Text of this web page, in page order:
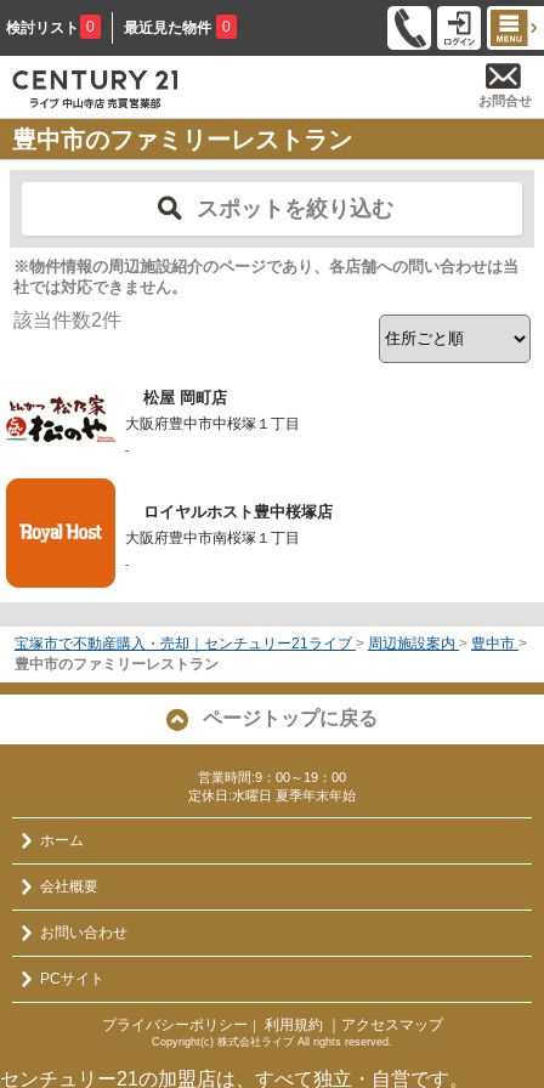
検討リスト 0 最近見た物件 0
お問合せ
豊中市のファミリーレストラン
スポットを絞り込む
※物件情報の周辺施設紹介のページであり、各店舗への問い合わせは当
社では対応できません。
該当件数2件
松屋 岡町店
大阪府豊中市中桜塚１丁目
-
ロイヤルホスト豊中桜塚店
大阪府豊中市南桜塚１丁目
-
宝塚市で不動産購入・売却｜センチュリー21ライブ > 周辺施設案内 > 豊中市 >
豊中市のファミリーレストラン
ページトップに戻る
営業時間:9：00～19：00
定休日:水曜日 夏季年末年始
ホーム
会社概要
お問い合わせ
PCサイト
プライバシーポリシー ｜ 利用規約 ｜アクセスマップ
Copyright(c) 株式会社ライブ All rights reserved.
センチュリー21の加盟店は、すべて独立・自営です。